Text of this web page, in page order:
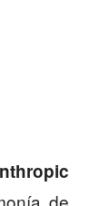
de